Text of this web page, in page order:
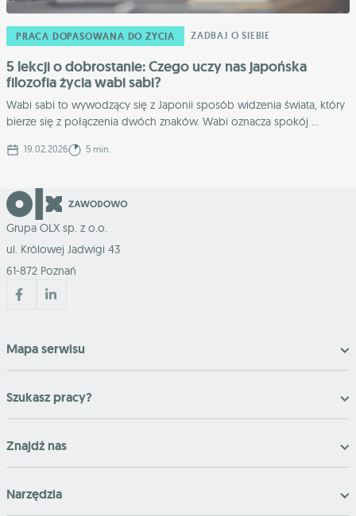
PRACA DOPASOWANA DO ŻYCIA ZADBAJ O SIEBIE
5 lekcji o dobrostanie: Czego uczy nas japońska
filozofia życia wabi sabi?
Wabi sabi to wywodzący się z Japonii sposób widzenia świata, który
bierze się z połączenia dwóch znaków. Wabi oznacza spokój ...
19.02.2026 5 min.
Grupa OLX sp. z o.o.
ul. Królowej Jadwigi 43
61-872 Poznań
Mapa serwisu
Szukasz pracy?
Znajdź nas
Narzędzia